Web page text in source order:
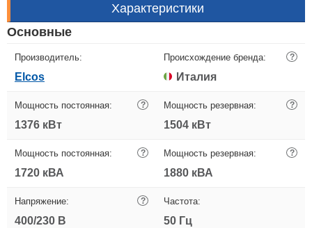
Характеристики
Основные
Производитель:
Elcos
Происхождение бренда: ?
Италия
Мощность постоянная: ?
1376 кВт
Мощность резервная: ?
1504 кВт
Мощность постоянная: ?
1720 кВА
Мощность резервная: ?
1880 кВА
Напряжение: ?
400/230 В
Частота:
50 Гц